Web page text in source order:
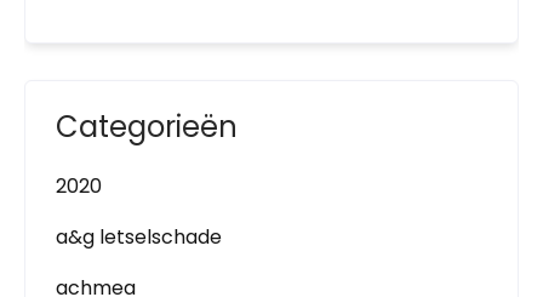
Categorieën
2020
a&g letselschade
achmea